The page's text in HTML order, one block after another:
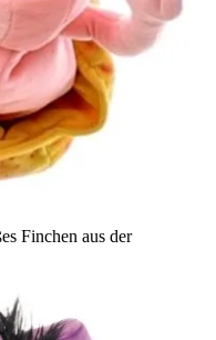
Finchen aus der